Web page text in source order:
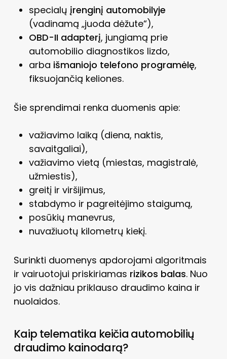
specialų įrenginį automobilyje
(vadinamą „juoda dėžute“),
OBD-II adapterį, jungiamą prie
automobilio diagnostikos lizdo,
arba išmaniojo telefono programėlę,
fiksuojančią keliones.
Šie sprendimai renka duomenis apie:
važiavimo laiką (diena, naktis,
savaitgaliai),
važiavimo vietą (miestas, magistralė,
užmiestis),
greitį ir viršijimus,
stabdymo ir pagreitėjimo staigumą,
posūkių manevrus,
nuvažiuotų kilometrų kiekį.
Surinkti duomenys apdorojami algoritmais
ir vairuotojui priskiriamas rizikos balas. Nuo
jo vis dažniau priklauso draudimo kaina ir
nuolaidos.
Kaip telematika keičia automobilių
draudimo kainodarą?